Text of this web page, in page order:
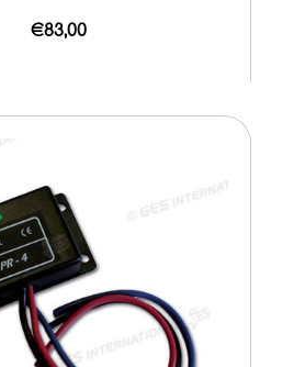
€83,00